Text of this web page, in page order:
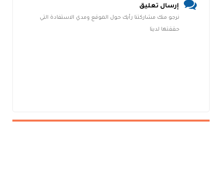
إرسال تعليق
نرجو منك مشاركتنا رأيك حول الموقع ومدي الاستفادة التي
حققتها لدينا